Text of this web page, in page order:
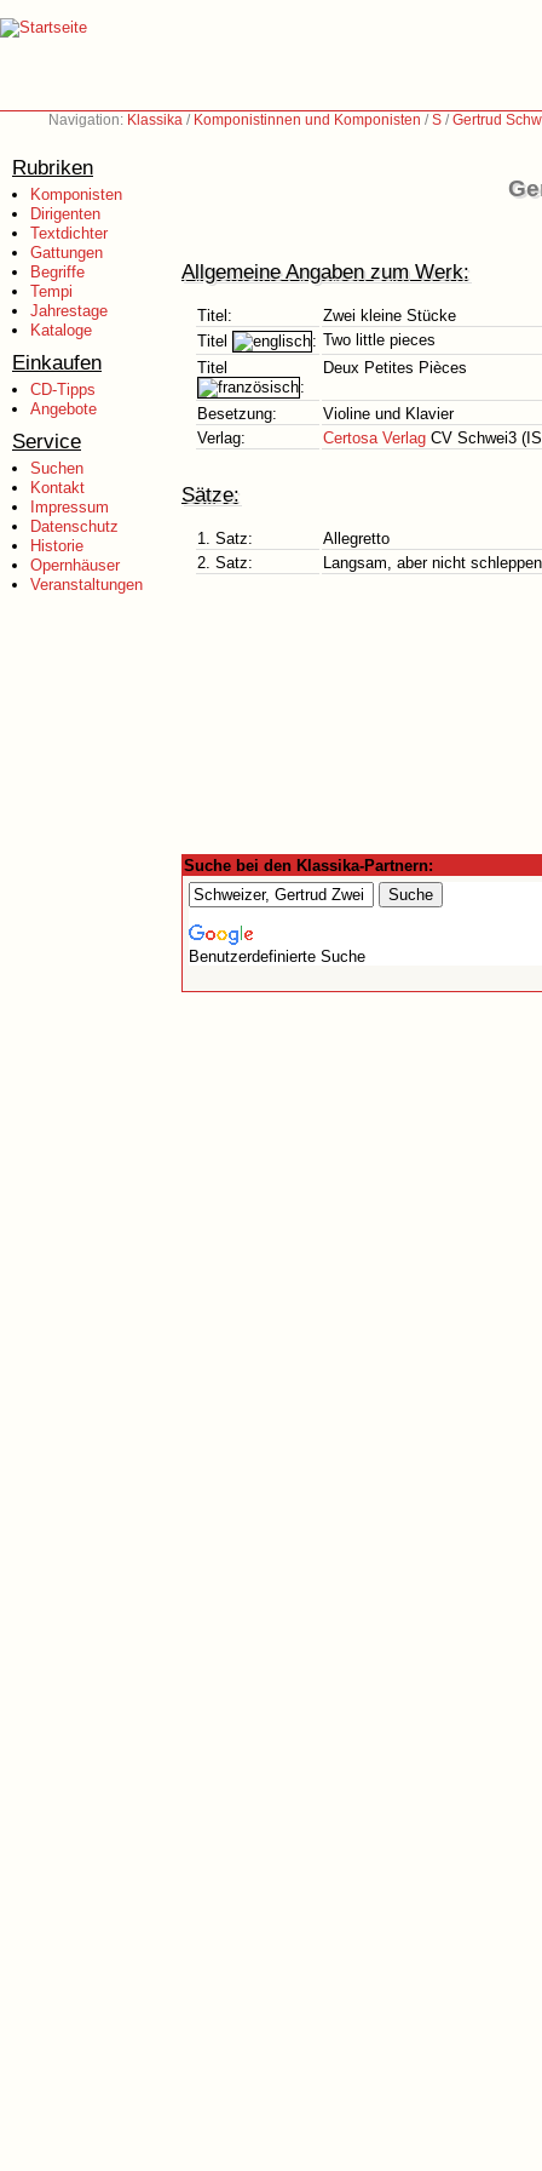
Navigation: Klassika / Komponistinnen und Komponisten /S /Gertrud
Rubriken
Komponisten
Dirigenten
Textdichter
Gattungen
Begriffe
Tempi
Jahrestage
Kataloge
Einkaufen
CD-Tipps
Angebote
Service
Suchen
Kontakt
Impressum
Datenschutz
Historie
Opernhäuser
Veranstaltungen
Allgemeine Angaben zum Werk:
Titel:
Zwei kleine Stücke
Titel
: Two little pieces
Titel
:
Deux Petites Pièces
Besetzung:
Violine und Klavier
Verlag:
Certosa Verlag CV Schwei3
Sätze:
1. Satz:
Allegretto
2. Satz:
Langsam, aber nicht
Suche bei den Klassika-Partnern:
Benutzerdefinierte Suche